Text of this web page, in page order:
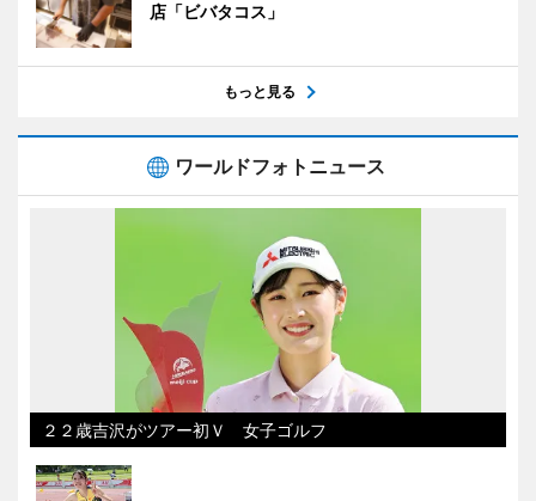
店「ビバタコス」
もっと見る
ワールドフォトニュース
２２歳吉沢がツアー初Ｖ 女子ゴルフ